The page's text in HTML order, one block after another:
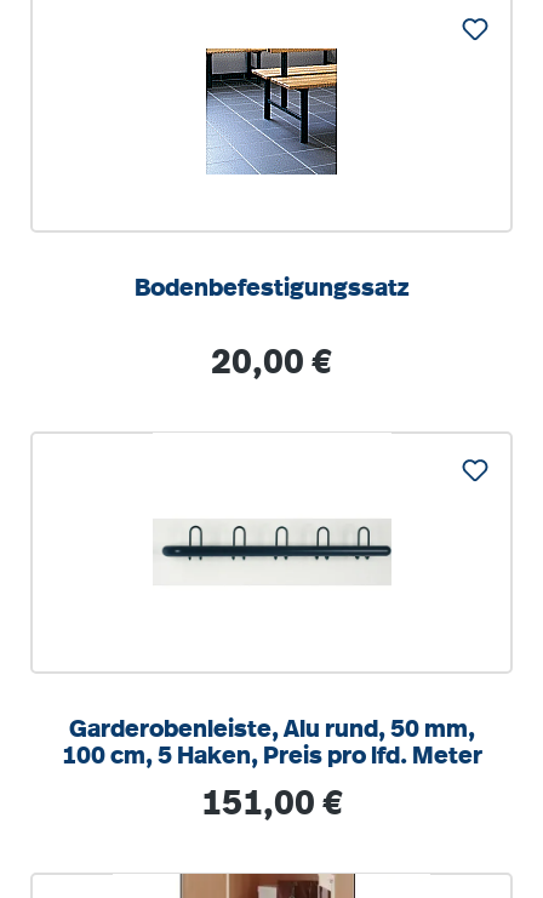
Bodenbefestigungssatz
Regulärer Preis:
20,00 €
Garderobenleiste, Alu rund, 50 mm,
100 cm, 5 Haken, Preis pro lfd. Meter
Regulärer Preis:
151,00 €